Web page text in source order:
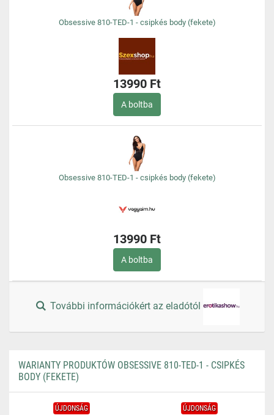
Obsessive 810-TED-1 - csipkés body (fekete)
13990 Ft
A boltba
Obsessive 810-TED-1 - csipkés body (fekete)
13990 Ft
A boltba
További információkért az eladótól
WARIANTY PRODUKTÓW OBSESSIVE 810-TED-1 - CSIPKÉS
BODY (FEKETE)
ÚJDONSÁG ÚJDONSÁG